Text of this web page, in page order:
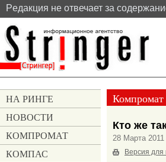
Pедакция не отвечает за
Компромат
Кто же
28 Марта 2011
Версия для
НА РИНГЕ
НОВОСТИ
КОМПРОМАТ
КОМПАС